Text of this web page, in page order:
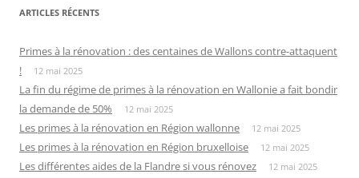
ARTICLES RÉCENTS
Primes à la rénovation : des centaines de Wallons contre-attaquent
!
12 mai 2025
La fin du régime de primes à la rénovation en Wallonie a fait bondir
la demande de 50%
12 mai 2025
Les primes à la rénovation en Région wallonne 12 mai 2025
Les primes à la rénovation en Région bruxelloise 12 mai 2025
Les différentes aides de la Flandre si vous rénovez 12 mai 2025